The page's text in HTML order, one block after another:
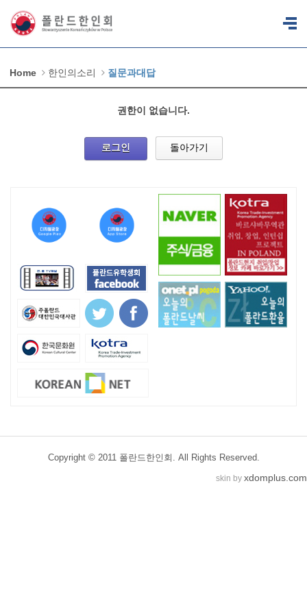
Home 한인의소리 질문과대답
권한이 없습니다.
로그인 돌아가기
Copyright © 2011 폴란드한인회. All Rights Reserved.
skin by xdomplus.com